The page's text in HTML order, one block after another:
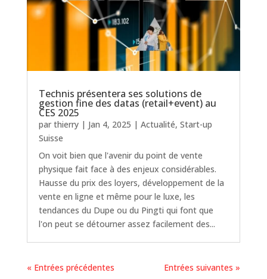
Technis présentera ses solutions de
gestion fine des datas (retail+event) au
CES 2025
par thierry| Jan 4, 2025 | Actualité, Start-up
Suisse
On voit bien que l'avenir du point de vente
physique fait face à des enjeux considérables.
Hausse du prix des loyers, développement de la
vente en ligne et même pour le luxe, les
tendances du Dupe ou du Pingti qui font que
l'on peut se détourner assez facilement des...
« Entrées précédentes Entrées suivantes »